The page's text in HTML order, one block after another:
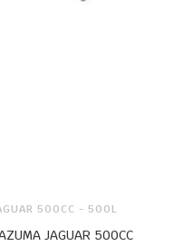
500CC - 500L
JAGUAR 500CC